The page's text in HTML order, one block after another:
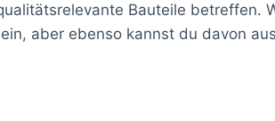
Bauteile betreffen.
aber ebenso kannst du davon